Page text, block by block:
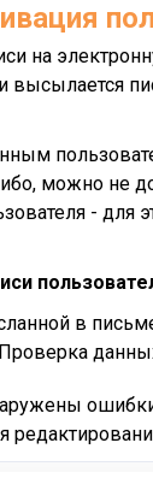
на
высылается
можно не
- для
в